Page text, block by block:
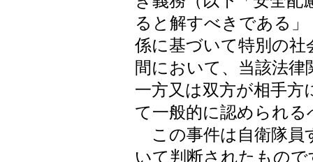
ると解すべきである
係に基づいて特別の社
間において、当該法
一方又は双方が相手方
て一般的に認められ
この事件は自衛隊員
いて判断されたもの